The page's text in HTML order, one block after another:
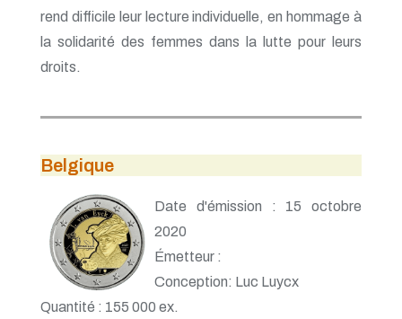
rend difficile leur lecture individuelle, en hommage à
la solidarité des femmes dans la lutte pour leurs
droits.
Belgique
Date d'émission : 15 octobre
2020
Émetteur :
Conception: Luc Luycx
Quantité : 155 000 ex.